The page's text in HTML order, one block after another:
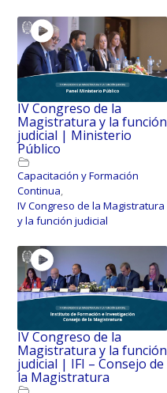
IV Congreso de la
Magistratura y la función
judicial | Ministerio
Público
Capacitación y Formación
Continua,
IV Congreso de la Magistratura
y la función judicial
IV Congreso de la
Magistratura y la función
judicial | IFI – Consejo de
la Magistratura